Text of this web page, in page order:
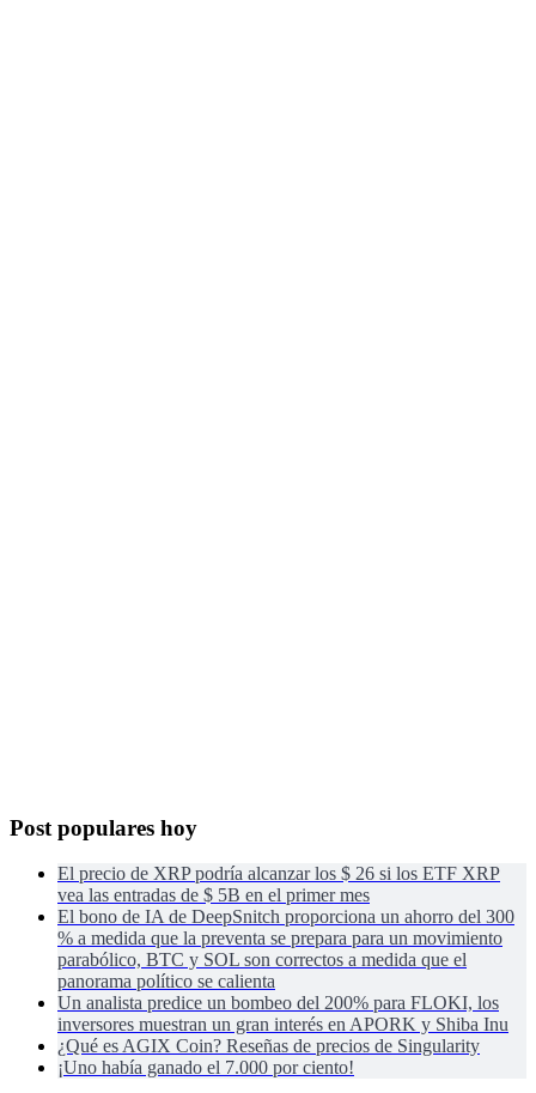
Post populares hoy
El precio de XRP podría alcanzar los $ 26 si los ETF XRP
vea las entradas de $ 5B en el primer mes
El bono de IA de DeepSnitch proporciona un ahorro del 300
% a medida que la preventa se prepara para un movimiento
parabólico, BTC y SOL son correctos a medida que el
panorama político se calienta
Un analista predice un bombeo del 200% para FLOKI, los
inversores muestran un gran interés en APORK y Shiba Inu
¿Qué es AGIX Coin? Reseñas de precios de Singularity
¡Uno había ganado el 7.000 por ciento!